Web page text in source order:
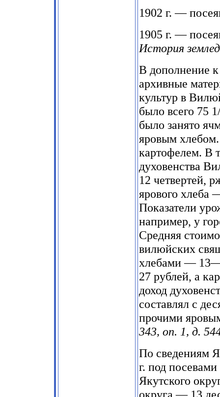
1902 г. —
1905 г. —
История
В дополнение
архивные
культур в
было всего 75
было занято
яровым
картофелем. В
духовенства
12 четвертей,
ярового хлеба
Показатели
например, у
Средняя
вилюйских
хлебами —
27 рублей, а
доход
составлял с
прочими
343, оп. 1, д.
По сведениям
г. под
Якутского
округа — 13